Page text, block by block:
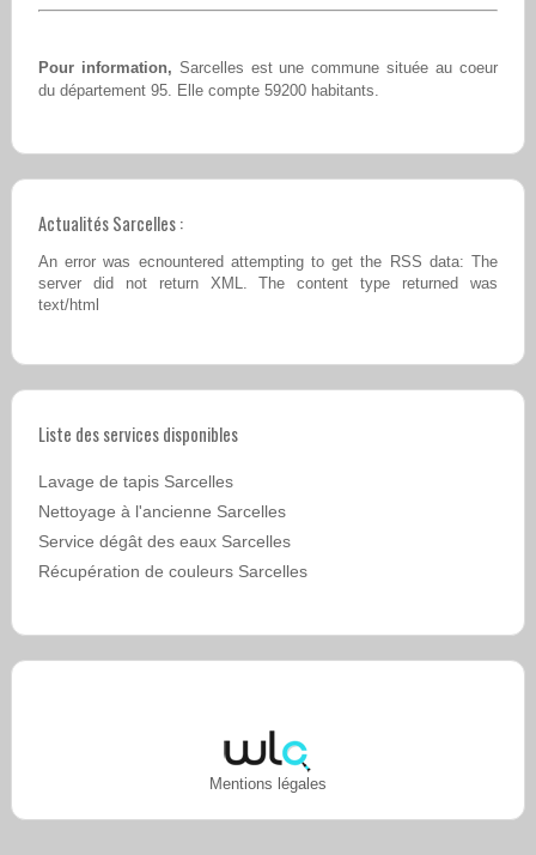
Pour information, Sarcelles est une commune située au coeur
du département 95. Elle compte 59200 habitants.
Actualités Sarcelles :
An error was ecnountered attempting to get the RSS data: The
server did not return XML. The content type returned was
text/html
Liste des services disponibles
Lavage de tapis Sarcelles
Nettoyage à l'ancienne Sarcelles
Service dégât des eaux Sarcelles
Récupération de couleurs Sarcelles
Mentions légales